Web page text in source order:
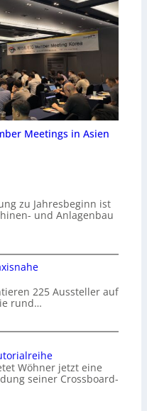
Meetings in Asien
zu Jahresbeginn ist
und Anlagenbau
225 Aussteller auf
rund…
Wöhner jetzt eine
seiner Crossboard-